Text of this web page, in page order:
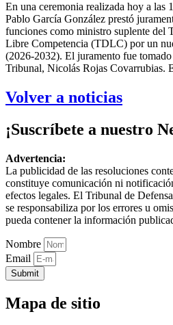
En una ceremonia realizada hoy a las
Pablo García González prestó
funciones como ministro suplente del
Libre Competencia (TDLC) por un
(2026-2032). El juramento fue
Tribunal, Nicolás Rojas
Volver a noticias
¡Suscríbete a nuestro
Advertencia:
La publicidad de las resoluciones
constituye comunicación ni
efectos legales. El Tribunal de
se responsabiliza por los errores u
pueda contener la información
Nombre
Email
Submit
Mapa de sitio